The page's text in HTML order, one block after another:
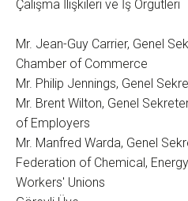
Çalışma İlişkileri ve İş Örgütleri
Mr. Jean-Guy Carrier, Genel
Chamber of Commerce
Mr. Philip Jennings, Genel
Mr. Brent Wilton, Genel
of Employers
Mr. Manfred Warda, Genel
Federation of Chemical,
Workers' Unions